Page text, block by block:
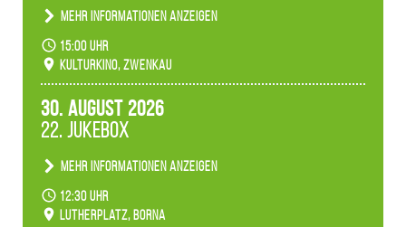
Mehr Informationen anzeigen
Konzert unserer Zwenkauer Schüler und
Schülerinnen zum Fest des Kulturkinos.
15:00 Uhr
Kulturkino, Zwenkau
30. August 2026
22. Jukebox
Mehr Informationen anzeigen
Anlässlicher der 775-Jahrfeier der Stadt Borna
spielen wir noch einmal unser aktuelles
12:30 Uhr
Lutherplatz, Borna